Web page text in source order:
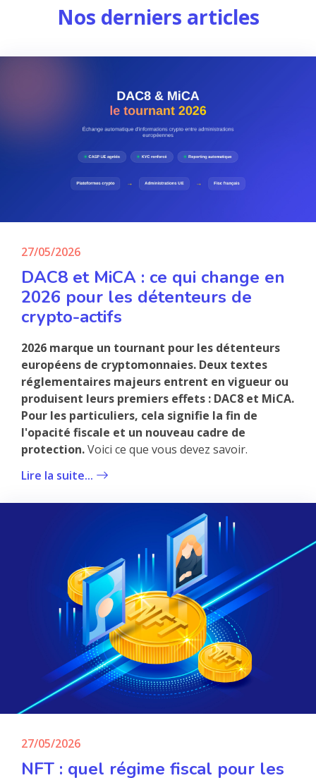
Nos derniers articles
27/05/2026
DAC8 et MiCA : ce qui change en
2026 pour les détenteurs de
crypto-actifs
2026 marque un tournant pour les détenteurs
européens de cryptomonnaies. Deux textes
réglementaires majeurs entrent en vigueur ou
produisent leurs premiers effets : DAC8 et MiCA.
Pour les particuliers, cela signifie la fin de
l'opacité fiscale et un nouveau cadre de
protection.Voici ce que vous devez savoir.
Lire la suite...
27/05/2026
NFT : quel régime fiscal pour les